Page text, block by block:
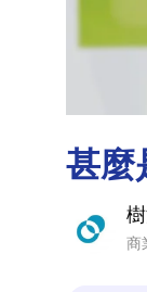
甚麼
商